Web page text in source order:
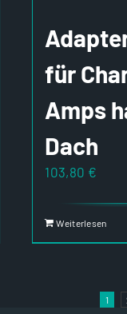
für
Amps
Dach
103,80 €
Weiterlesen
1